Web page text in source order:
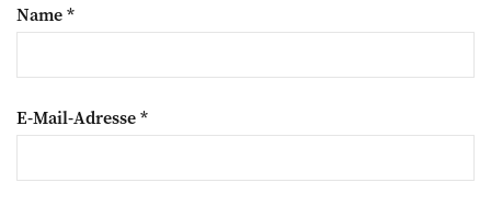
Name*
E-Mail-Adresse*